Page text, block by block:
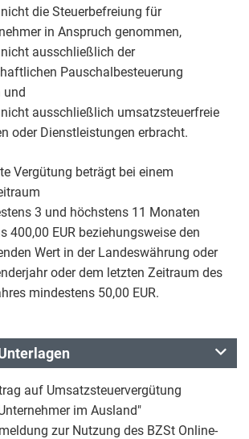
die Steuerbefreiung für
in Anspruch genommen,
ausschließlich der
Pauschalbesteuerung
und
ausschließlich umsatzsteuerfreie
oder Dienstleistungen erbracht.
Vergütung beträgt bei einem
3 und höchstens 11 Monaten
400,00 EUR beziehungsweise den
Wert in der Landeswährung oder
oder dem letzten Zeitraum des
mindestens 50,00 EUR.
auf Umsatzsteuervergütung
im Ausland"
zur Nutzung des BZSt Online-